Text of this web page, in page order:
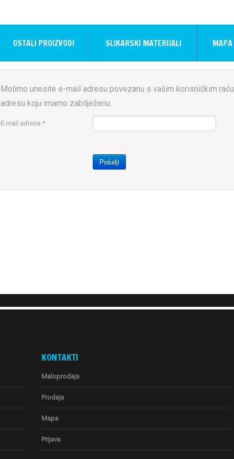
OSTALI PROIZVODI SLIKARSKI MATERIJALI MAPA
Molimo unesite e-mail adresu povezanu s vašim korisničkim
adresu koju imamo zabilježenu.
E-mail adresa *
Pošalji
KONTAKTI
Maloprodaja
Prodaja
Mapa
Prijava